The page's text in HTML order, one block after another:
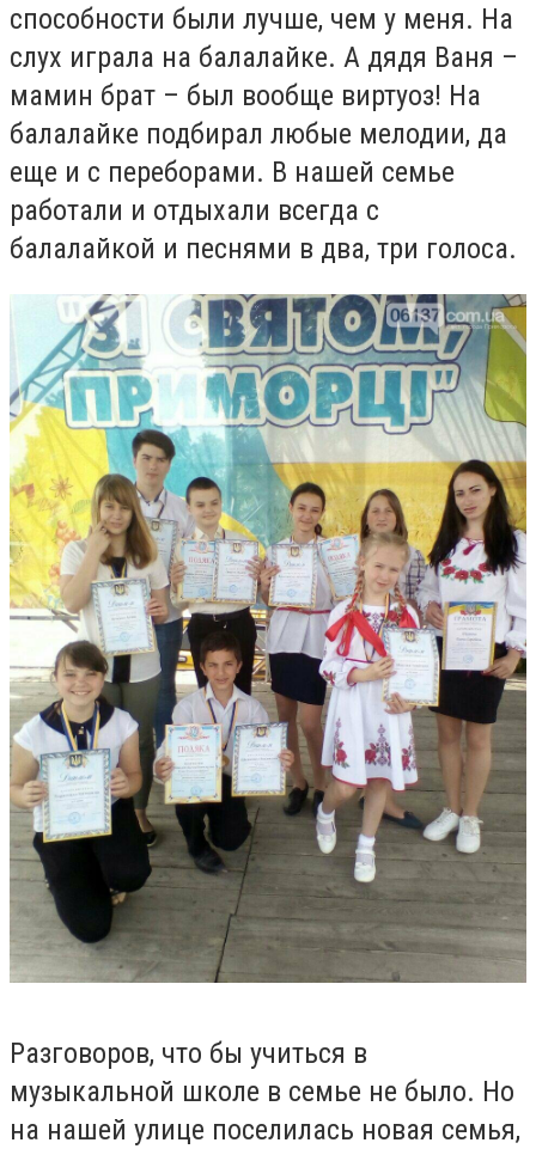
способности были лучше, чем у меня. На
слух играла на балалайке. А дядя Ваня –
мамин брат – был вообще виртуоз! На
балалайке подбирал любые мелодии, да
еще и с переборами. В нашей семье
работали и отдыхали всегда с
балалайкой и песнями в два, три голоса.
Разговоров, что бы учиться в
музыкальной школе в семье не было. Но
на нашей улице поселилась новая семья,